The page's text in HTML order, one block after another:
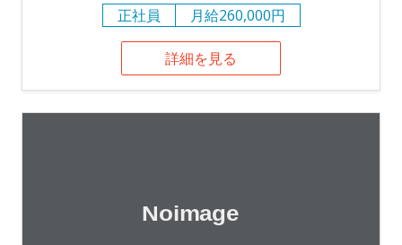
正社員
月給260,000円
詳細を見る